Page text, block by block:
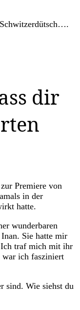
dir
Premiere von
in der
hatte.
wunderbaren
Sie hatte mir
Ich traf mich mit ihr
war ich fasziniert
sind. Wie siehst du